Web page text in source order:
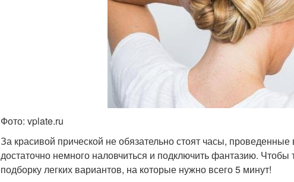
Фото: vplate.ru
За красивой прической не обязательно стоят часы,
достаточно немного наловчиться и подключить фантазию.
подборку легких вариантов, на которые нужно всего 5 минут!